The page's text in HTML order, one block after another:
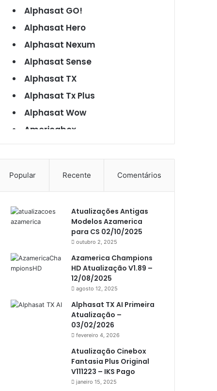
Alphasat GO!
Alphasat Hero
Alphasat Nexum
Alphasat Sense
Alphasat TX
Alphasat Tx Plus
Alphasat Wow
Americabox
Americabox S101
Americabox S105 Plus
Americabox S205 Plus
Americabox S305 Plus
Atacado Games
Athomics Eon
Athomics i3
Athomics i3 Bold
Athomics Inspire Qi
Athomics inspire Qi Compact
Athomics Inspire Qi Lite
Popular Recente Comentários
Atualizações Antigas
Modelos Azamerica
para CS 02/10/2025
outubro 2, 2025
Azamerica Champions
HD Atualização V1.89 –
12/08/2025
agosto 12, 2025
Alphasat TX AI Primeira
Atualização –
03/02/2026
fevereiro 4, 2026
Atualização Cinebox
Fantasia Plus Original
V111223 – IKS Pago
janeiro 15, 2025